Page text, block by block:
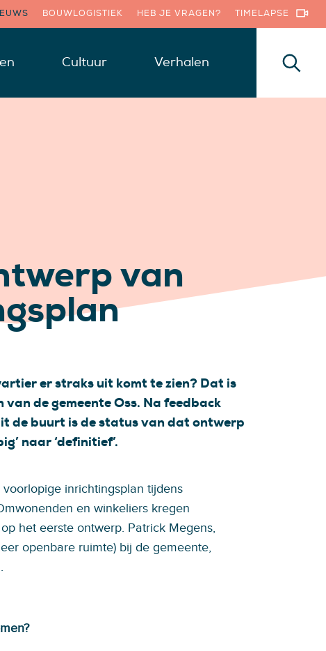
Cultuur Verhalen
BOUWLOGISTIEK HEB JE VRAGEN? TIMELAPSE
van
er straks uit komt te zien? Dat is
de gemeente Oss. Na feedback
de buurt is de status van dat ontwerp
naar ‘definitief’.
inrichtingsplan tijdens
en winkeliers kregen
het eerste ontwerp. Patrick Megens,
openbare ruimte) bij de gemeente,